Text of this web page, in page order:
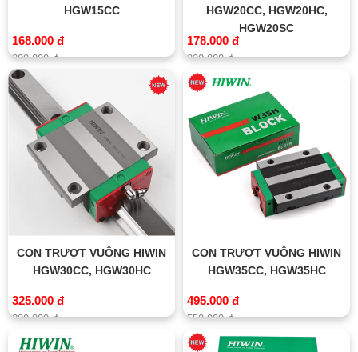
HGW15CC
168.000 đ
200.000 đ
HGW20CC, HGW20HC,
HGW20SC
178.000 đ
220.000 đ
CON TRƯỢT VUÔNG HIWIN
HGW30CC, HGW30HC
325.000 đ
380.000 đ
CON TRƯỢT VUÔNG HIWIN
HGW35CC, HGW35HC
495.000 đ
550.000 đ